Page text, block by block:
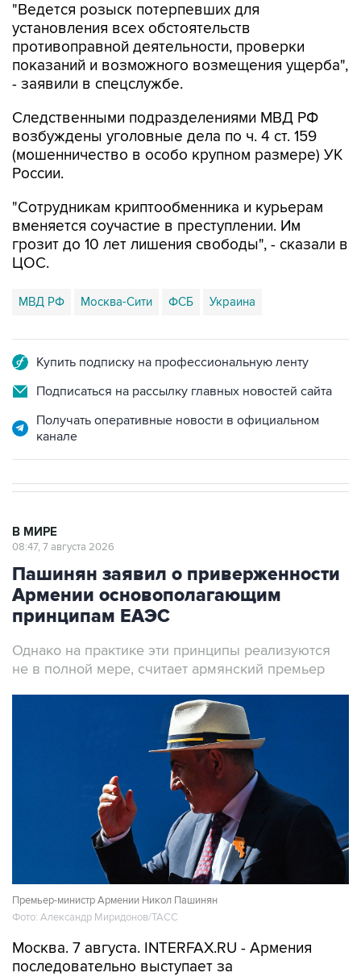
"Ведется розыск потерпевших для
установления всех обстоятельств
противоправной деятельности, проверки
показаний и возможного возмещения ущерба",
- заявили в спецслужбе.
Следственными подразделениями МВД РФ
возбуждены уголовные дела по ч. 4 ст. 159
(мошенничество в особо крупном размере) УК
России.
"Сотрудникам криптообменника и курьерам
вменяется соучастие в преступлении. Им
грозит до 10 лет лишения свободы", - сказали в
ЦОС.
МВД РФ Москва-Сити ФСБ Украина
Купить подписку на профессиональную ленту
Подписаться на рассылку главных новостей сайта
Получать оперативные новости в официальном
канале
В МИРЕ
08:47, 7 августа 2026
Пашинян заявил о приверженности
Армении основополагающим
принципам ЕАЭС
Однако на практике эти принципы реализуются
не в полной мере, считает армянский премьер
Премьер-министр Армении Никол Пашинян
Фото: Александр Миридонов/ТАСС
Москва. 7 августа. INTERFAX.RU - Армения
последовательно выступает за